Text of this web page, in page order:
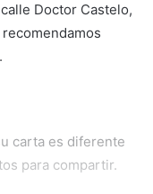
Doctor Castelo,
carta es diferente
para compartir.